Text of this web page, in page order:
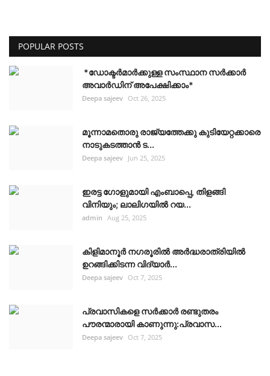
POPULAR POSTS
*ഡോക്ടർമാർക്കുള്ള സംസ്ഥാന സർക്കാർ
അവാർഡിന് അപേക്ഷിക്കാം*
Deepa sajeev Oct 26, 2025
മൂന്നാമതൊരു രാജ്യത്തേക്കു കുടിയേറ്റക്കാരെ
നാടുകടത്താൻ ട...
Deepa sajeev Jun 25, 2025
ഇരട്ട ഗോളുമായി എംബാപ്പെ, തിളങ്ങി
വിനിയും; ലാലിഗയില്‍ റയ...
admin Aug 25, 2025
കിളിമാനൂർ നഗരൂരിൽ അർദ്ധരാത്രിയിൽ
ഉറങ്ങിക്കിടന്ന വിദ്യാർ...
Deepa sajeev Oct 7, 2025
പ്രവാസികളെ സർക്കാർ രണ്ടുതരം
പൗരന്മാരായി കാണുന്നു:പ്രവാസ...
Deepa sajeev Oct 7, 2025